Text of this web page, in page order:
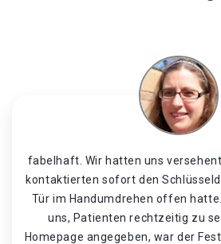
fabelhaft. Wir hatten uns
kontaktierten sofort den
Tür im Handumdrehen offen
uns, Patienten rechtzeitig zu
Homepage angegeben, war der